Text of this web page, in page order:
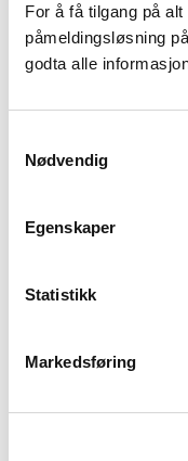
For å få tilgang på
påmeldingsløsning
godta alle
Nødvendig
Egenskaper
Statistikk
Markedsføring
kan du sende på e-
ønsker det. Du har
helhet, eller markere
Flere aktueltsaker
Meld deg på